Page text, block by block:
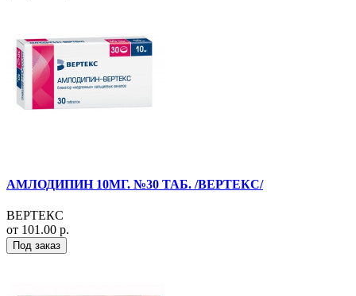
АМЛОДИПИН 10МГ. №30 ТАБ. /ВЕРТЕКС/
ВЕРТЕКС
от 101.00 р.
Под заказ